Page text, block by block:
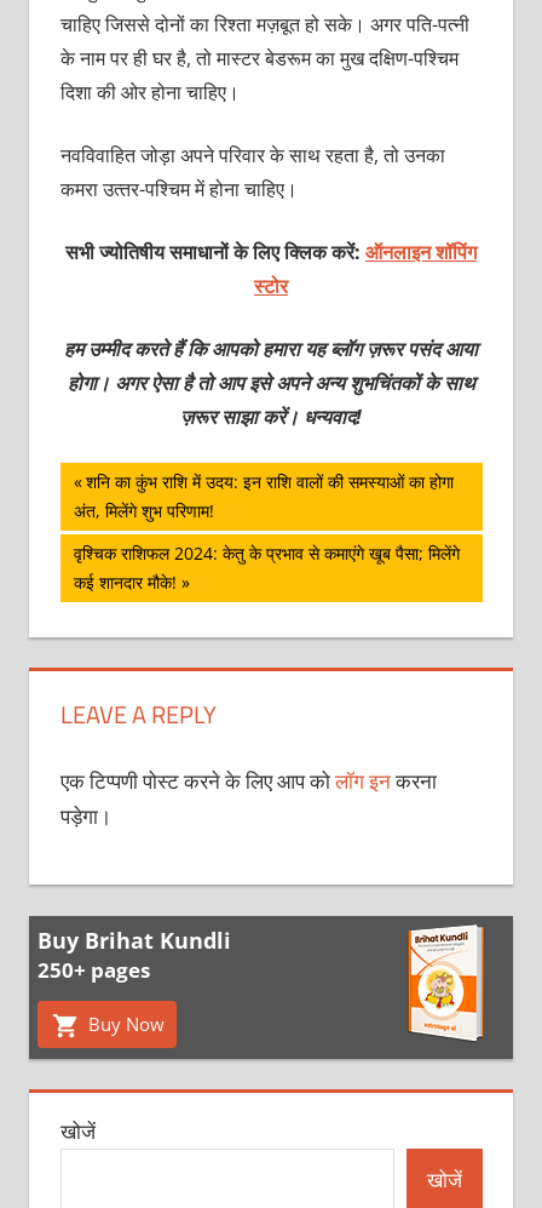
चाहिए जिससे दोनों का रिश्‍ता मज़बूत हो सके। अगर पति-पत्‍नी
के नाम पर ही घर है, तो मास्‍टर बेडरूम का मुख दक्षिण-पश्चिम
दिशा की ओर होना चाहिए।
नवविवाहित जोड़ा अपने परिवार के साथ रहता है, तो उनका
कमरा उत्‍तर-पश्चिम में होना चाहिए।
सभी ज्योतिषीय समाधानों के लिए क्लिक करें: ऑनलाइन शॉपिंग
स्टोर
हम उम्मीद करते हैं कि आपको हमारा यह ब्लॉग ज़रूर पसंद आया
होगा। अगर ऐसा है तो आप इसे अपने अन्य शुभचिंतकों के साथ
ज़रूर साझा करें। धन्यवाद!
पोस्ट
नेविगेशन
Previous
Post:
शनि का कुंभ राशि में उदय: इन राशि वालों की समस्याओं का होगा
अंत, मिलेंगे शुभ परिणाम!
Next
Post:
वृश्चिक राशिफल 2024: केतु के प्रभाव से कमाएंगे खूब पैसा; मिलेंगे
कई शानदार मौके!
LEAVE A REPLY
एक टिप्पणी पोस्ट करने के लिए आप कोलॉग इनकरना
पड़ेगा।
Buy Brihat Kundli
250+ pages
Buy Now
खोजें
खोजें